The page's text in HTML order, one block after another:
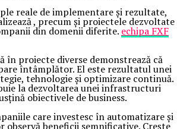
reale de implementare și rezultate,
, precum și proiectele dezvoltate
din domenii diferite. echipa FXF
în proiecte diverse demonstrează că
întâmplător. El este rezultatul unei
tehnologie și optimizare continuă.
la dezvoltarea unei infrastructuri
obiectivele de business.
care investesc în automatizare și
observă beneficii semnificative. Crește